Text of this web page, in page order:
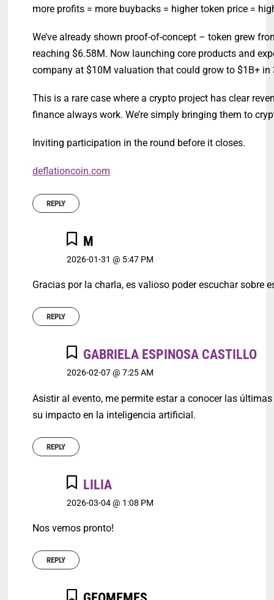
more profits = more buybacks = higher token price =
We’ve already shown proof-of-concept – token grew
reaching $6.58M. Now launching core products and
company at $10M valuation that could grow to $1B+ in
This is a rare case where a crypto project has clear
finance always work. We’re simply bringing them to
Inviting participation in the round before it closes.
deflationcoin.com
REPLY
M
2026-01-31 @ 5:47 PM
Gracias por la charla, es valioso poder escuchar sobre
REPLY
GABRIELA ESPINOSA CASTILLO
2026-02-07 @ 7:25 AM
Asistir al evento, me permite estar a conocer las
su impacto en la inteligencia artificial.
REPLY
LILIA
2026-03-04 @ 1:08 PM
Nos vemos pronto!
REPLY